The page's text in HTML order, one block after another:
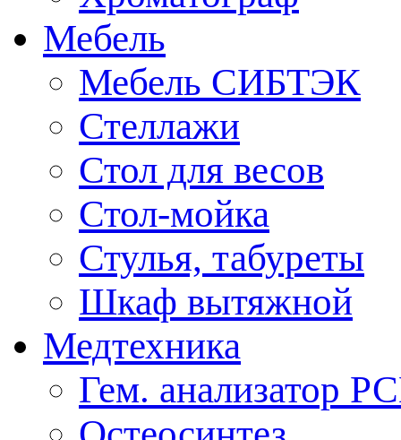
Мебель
Мебель СИБТЭК
Стеллажи
Стол для весов
Стол-мойка
Стулья, табуреты
Шкаф вытяжной
Медтехника
Гем. анализатор